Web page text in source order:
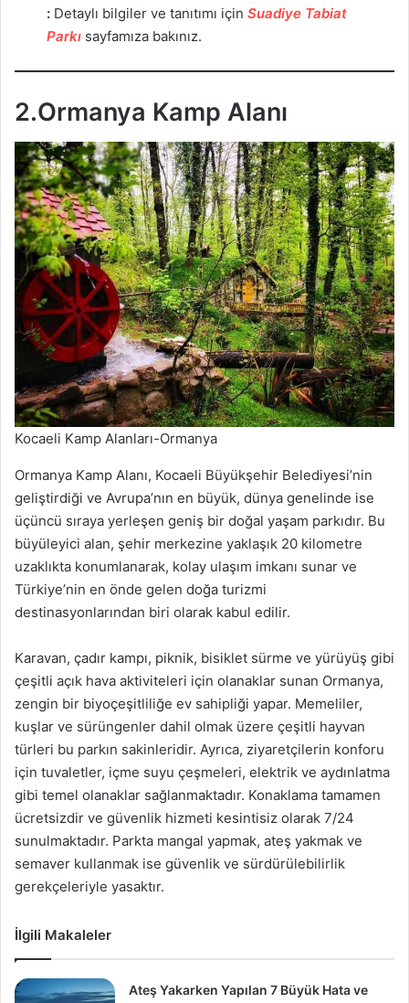
: Detaylı bilgiler ve tanıtımı için Suadiye Tabiat
Parkı sayfamıza bakınız.
2.Ormanya Kamp Alanı
Kocaeli Kamp Alanları-Ormanya
Ormanya Kamp Alanı, Kocaeli Büyükşehir Belediyesi’nin
geliştirdiği ve Avrupa’nın en büyük, dünya genelinde ise
üçüncü sıraya yerleşen geniş bir doğal yaşam parkıdır. Bu
büyüleyici alan, şehir merkezine yaklaşık 20 kilometre
uzaklıkta konumlanarak, kolay ulaşım imkanı sunar ve
Türkiye’nin en önde gelen doğa turizmi
destinasyonlarından biri olarak kabul edilir.
Karavan, çadır kampı, piknik, bisiklet sürme ve yürüyüş gibi
çeşitli açık hava aktiviteleri için olanaklar sunan Ormanya,
zengin bir biyoçeşitliliğe ev sahipliği yapar. Memeliler,
kuşlar ve sürüngenler dahil olmak üzere çeşitli hayvan
türleri bu parkın sakinleridir. Ayrıca, ziyaretçilerin konforu
için tuvaletler, içme suyu çeşmeleri, elektrik ve aydınlatma
gibi temel olanaklar sağlanmaktadır. Konaklama tamamen
ücretsizdir ve güvenlik hizmeti kesintisiz olarak 7/24
sunulmaktadır. Parkta mangal yapmak, ateş yakmak ve
semaver kullanmak ise güvenlik ve sürdürülebilirlik
gerekçeleriyle yasaktır.
İlgili Makaleler
Ateş Yakarken Yapılan 7 Büyük Hata ve